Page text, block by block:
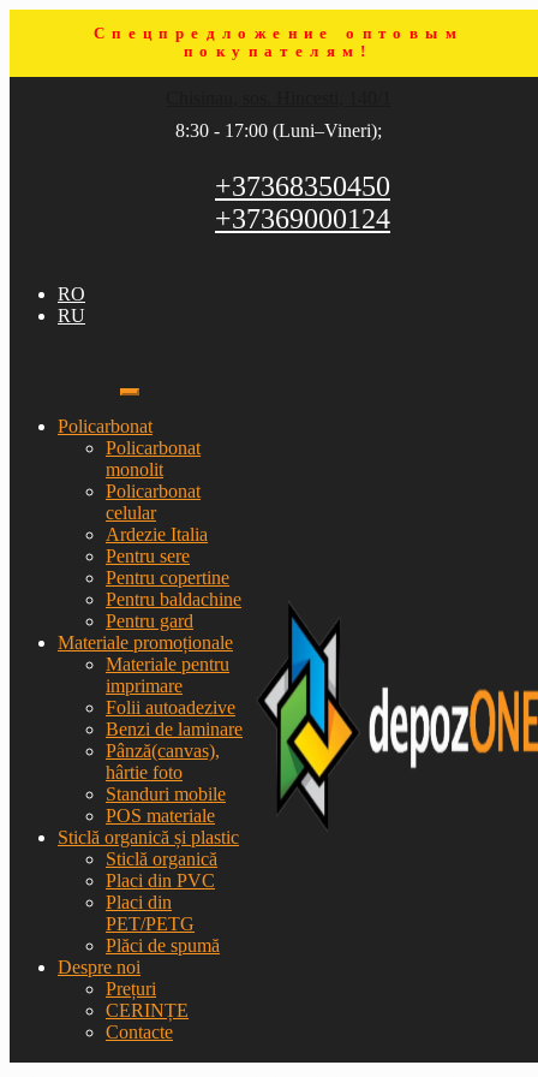
Спецпредложение оптовым
покупателям!
8:30 - 17:00 (Luni–Vineri);
+37368350450
+37369000124
RO
RU
Policarbonat
Policarbonat
monolit
Policarbonat
celular
Ardezie Italia
Pentru sere
Pentru copertine
Pentru baldachine
Pentru gard
Materiale promoționale
Materiale pentru
imprimare
Folii autoadezive
Benzi de laminare
Pânză(canvas),
hârtie foto
Standuri mobile
POS materiale
Sticlă organică și plastic
Sticlă organică
Placi din PVC
Placi din
PET/PETG
Plăci de spumă
Despre noi
Prețuri
CERINȚE
Contacte